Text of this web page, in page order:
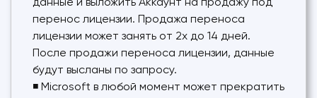
данные и выложить Аккаунт на продажу под
перенос лицензии. Продажа переноса
лицензии может занять от 2х до 14 дней.
После продажи переноса лицензии, данные
будут высланы по запросу.
◾ Microsoft в любой момент может прекратить